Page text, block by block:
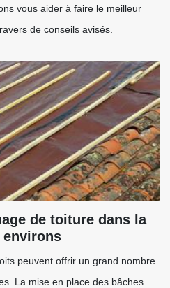
vous aider à faire le meilleur
de conseils avisés.
de toiture dans la
peuvent offrir un grand nombre
La mise en place des bâches